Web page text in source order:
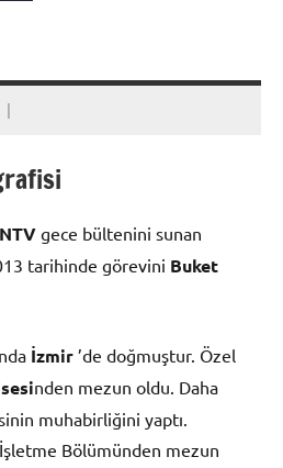
NTV gece bültenini sunan
tarihinde görevini Buket
İzmir ’de doğmuştur. Özel
nden mezun oldu. Daha
muhabirliğini yaptı.
İşletme Bölümünden mezun